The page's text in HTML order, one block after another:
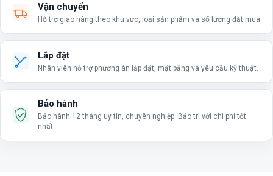
Vận chuyển
Hỗ trợ giao hàng theo khu vực, loại sản phẩm và số lượng đặt mua.
Lắp đặt
Nhân viên hỗ trợ phương án lắp đặt, mặt bằng và yêu cầu kỹ thuật.
Bảo hành
Bảo hành 12 tháng uy tín, chuyên nghiệp. Bảo trì với chi phí tốt
nhất.